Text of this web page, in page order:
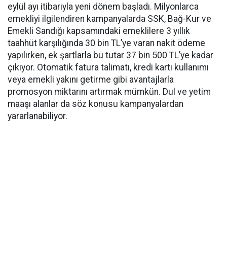
eylül ayı itibarıyla yeni dönem başladı. Milyonlarca
emekliyi ilgilendiren kampanyalarda SSK, Bağ-Kur ve
Emekli Sandığı kapsamındaki emeklilere 3 yıllık
taahhüt karşılığında 30 bin TL’ye varan nakit ödeme
yapılırken, ek şartlarla bu tutar 37 bin 500 TL’ye kadar
çıkıyor. Otomatik fatura talimatı, kredi kartı kullanımı
veya emekli yakını getirme gibi avantajlarla
promosyon miktarını artırmak mümkün. Dul ve yetim
maaşı alanlar da söz konusu kampanyalardan
yararlanabiliyor.